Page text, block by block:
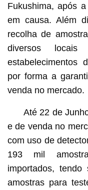
Fukushima, após
em causa. Além
recolha de
diversos
estabelecimentos
por forma a
venda no mercado.
Até 22 de
e de venda no
com uso de
193 mil
importados,
amostras para